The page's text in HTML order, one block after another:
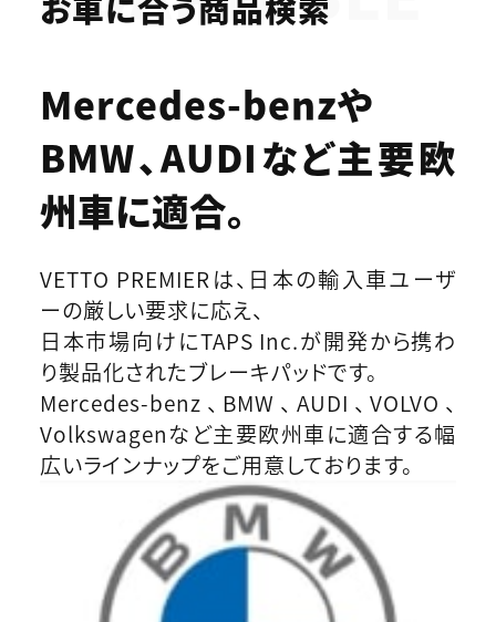
Mercedes-benzや
BMW、AUDIなど主要欧
州車に適合。
VETTO PREMIERは、日本の輸入車ユーザ
ーの厳しい要求に応え、
日本市場向けにTAPS Inc.が開発から携わ
り製品化されたブレーキパッドです。
Mercedes-benz、BMW、AUDI、VOLVO、
Volkswagenなど主要欧州車に適合する幅
広いラインナップをご用意しております。